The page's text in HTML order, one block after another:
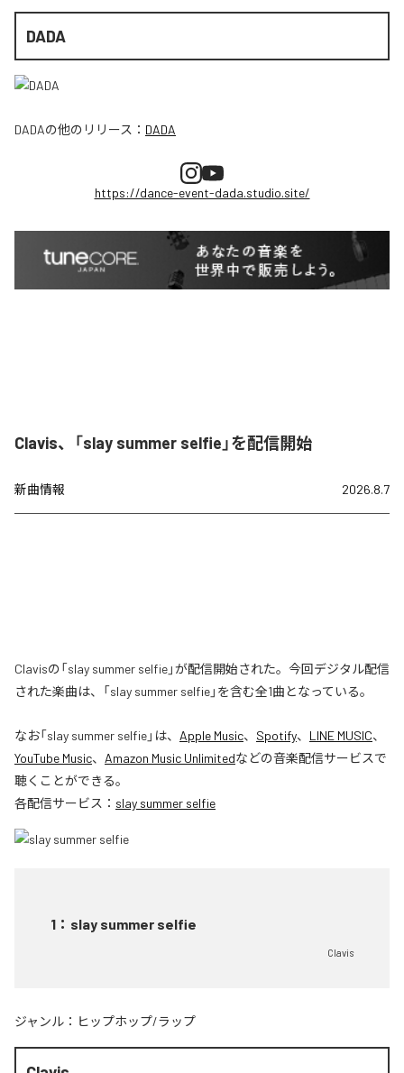
DADA
DADAの他のリリース： DADA
https://dance-event-dada.studio.site/
Clavis、「slay summer selfie」を配信開始
新曲情報 2026.8.7
Clavisの「slay summer selfie」が配信開始された。今回デジタル配信
された楽曲は、「slay summer selfie」を含む全1曲となっている。
なお「slay summer selfie」は、 Apple Music、 Spotify、 LINE MUSIC、
YouTube Music、 Amazon Music Unlimitedなどの音楽配信サービスで
聴くことができる。
各配信サービス： slay summer selfie
1 ： slay summer selfie
Clavis
ジャンル： ヒップホップ/ラップ